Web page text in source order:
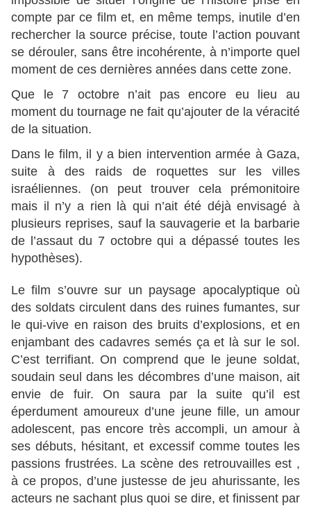
compte par ce film et, en même temps, inutile d’en
rechercher la source précise, toute l’action pouvant
se dérouler, sans être incohérente, à n’importe quel
moment de ces dernières années dans cette zone.
Que le 7 octobre n’ait pas encore eu lieu au
moment du tournage ne fait qu’ajouter de la véracité
de la situation.
Dans le film, il y a bien intervention armée à Gaza,
suite à des raids de roquettes sur les villes
israéliennes. (on peut trouver cela prémonitoire
mais il n’y a rien là qui n’ait été déjà envisagé à
plusieurs reprises, sauf la sauvagerie et la barbarie
de l’assaut du 7 octobre qui a dépassé toutes les
hypothèses).
Le film s’ouvre sur un paysage apocalyptique où
des soldats circulent dans des ruines fumantes, sur
le qui-vive en raison des bruits d’explosions, et en
enjambant des cadavres semés ça et là sur le sol.
C’est terrifiant. On comprend que le jeune soldat,
soudain seul dans les décombres d’une maison, ait
envie de fuir. On saura par la suite qu’il est
éperdument amoureux d’une jeune fille, un amour
adolescent, pas encore très accompli, un amour à
ses débuts, hésitant, et excessif comme toutes les
passions frustrées. La scène des retrouvailles est ,
à ce propos, d’une justesse de jeu ahurissante, les
acteurs ne sachant plus quoi se dire, et finissent par